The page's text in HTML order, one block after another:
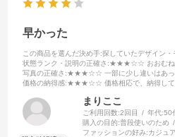
早かった
この商品を選んだ決め手:探していたデザイン・
状態ランク・説明の正確さ :★★★☆☆ おおむね
写真の正確さ :★★★☆☆ 一部に少し違いはあっ
価格の納得感:★★★☆☆ 価格相応で、納得して
まりここ
ご利用回数:2回目 年代:50
購入の目的:普段使いのため
ファッションの好み:カジュ